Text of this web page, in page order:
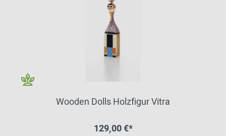
Wooden Dolls Holzfigur Vitra
129,00 €*